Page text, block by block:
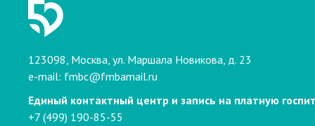
123098, Москва, ул. Маршала Новикова, д. 23
e-mail: fmbc@fmbamail.ru
Единый контактный центр и запись на платную
+7 (499) 190-85-55